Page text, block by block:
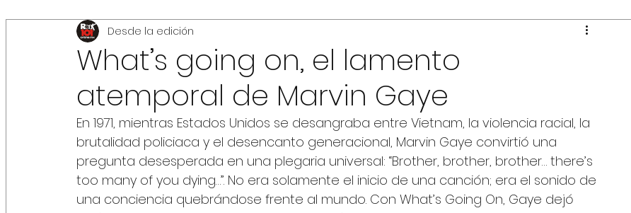
What’s going on, el lamento
atemporal de Marvin Gaye
Desde la edición
En 1971, mientras Estados Unidos se desangraba entre Vietnam, la violencia racial, la
brutalidad policiaca y el desencanto generacional, Marvin Gaye convirtió una
pregunta desesperada en una plegaria universal: “Brother, brother, brother… there’s
too many of you dying…”. No era solamente el inicio de una canción; era el sonido de
una conciencia quebrándose frente al mundo. Con What’s Going On, Gaye dejó